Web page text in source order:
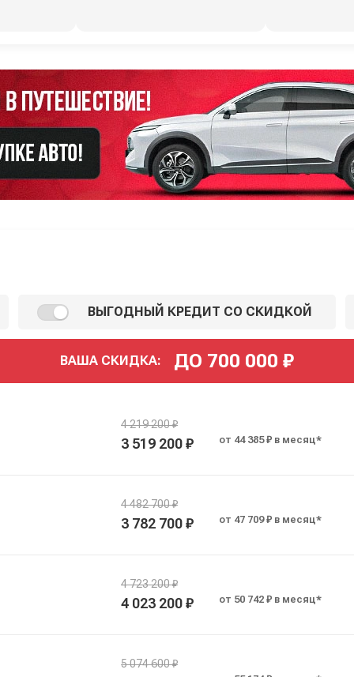
ВЫГОДНЫЙ КРЕДИТ СО СКИДКОЙ
ВАША СКИДКА: ДО 700 000 ₽
4 219 200 ₽
3 519 200 ₽ от 44 385 ₽ в месяц*
4 482 700 ₽
3 782 700 ₽ от 47 709 ₽ в месяц*
4 723 200 ₽
4 023 200 ₽ от 50 742 ₽ в месяц*
5 074 600 ₽